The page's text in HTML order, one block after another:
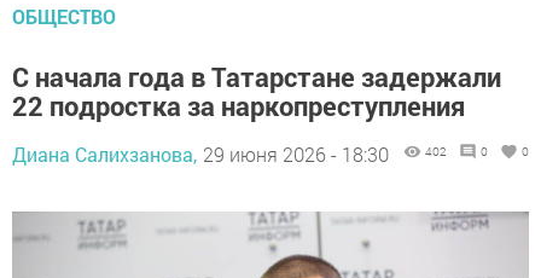
ОБЩЕСТВО
С начала года в Татарстане задержали
22 подростка за наркопреступления
Диана Салихзанова, 29 июня 2026 - 18:30 402 0 0